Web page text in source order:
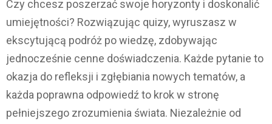
Czy chcesz poszerzać swoje horyzonty i doskonalić
umiejętności? Rozwiązując quizy, wyruszasz w
ekscytującą podróż po wiedzę, zdobywając
jednocześnie cenne doświadczenia. Każde pytanie to
okazja do refleksji i zgłębiania nowych tematów, a
każda poprawna odpowiedź to krok w stronę
pełniejszego zrozumienia świata. Niezależnie od